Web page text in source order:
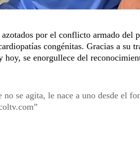
por el conflicto armado del
congénitas. Gracias a su
hoy, se enorgullece del
se agita, le nace a uno desde el